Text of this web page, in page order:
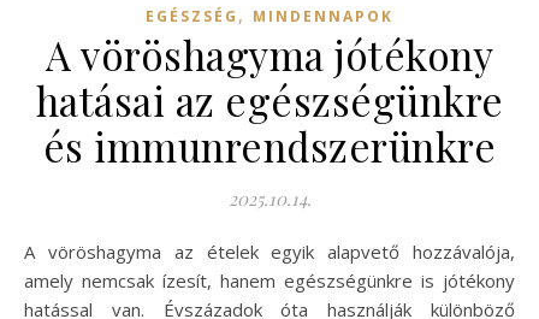
EGÉSZSÉG , MINDENNAPOK
A vöröshagyma jótékony
hatásai az egészségünkre
és immunrendszerünkre
2025.10.14.
A vöröshagyma az ételek egyik alapvető hozzávalója,
amely nemcsak ízesít, hanem egészségünkre is jótékony
hatással van. Évszázadok óta használják különböző